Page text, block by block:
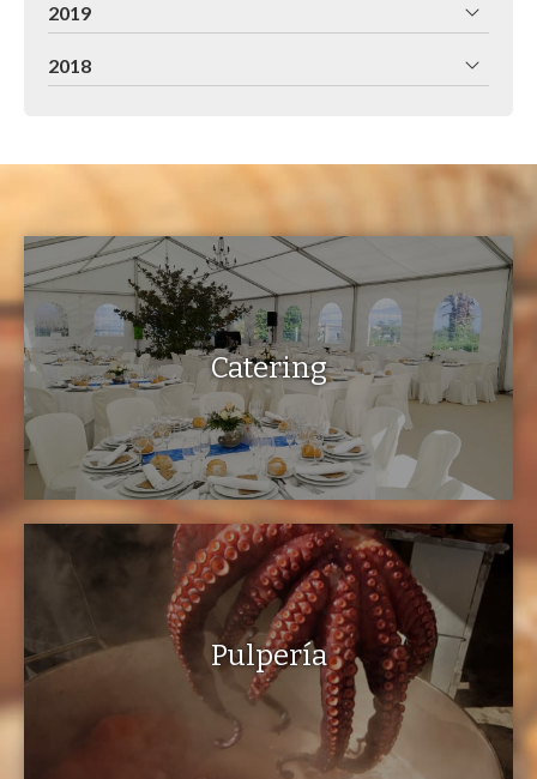
2019
2018
Catering
Pulpería